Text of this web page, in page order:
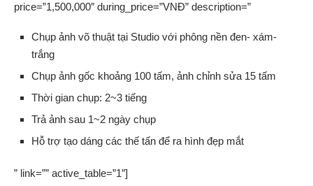
price=”1,500,000″ during_price=”VNĐ” description=”
Chụp ảnh võ thuật tại Studio với phông nền đen- xám-
trắng
Chụp ảnh gốc khoảng 100 tấm, ảnh chỉnh sửa 15 tấm
Thời gian chụp: 2~3 tiếng
Trả ảnh sau 1~2 ngày chụp
Hỗ trợ tạo dáng các thế tấn để ra hình đẹp mắt
” link=”” active_table=”1″]